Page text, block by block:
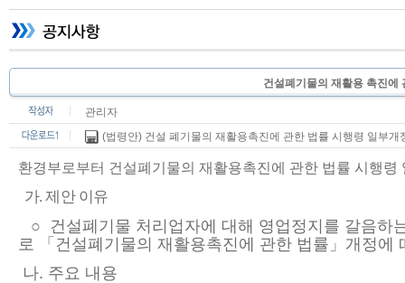
건설폐기물의 재활용 촉진에
관리자
(법령안) 건설 폐기물의 재활용촉진에 관한 법률 시행령 일부개
환경부로부터 건설폐기물의 재활용촉진에 관한 법률 시행
가.제안 이유
○
건설폐기물 처리업자에 대해 영업정지를 갈음하
로
「 건설폐기물의 재활용촉진에 관한 법률 」 개정에
나. 주요 내용